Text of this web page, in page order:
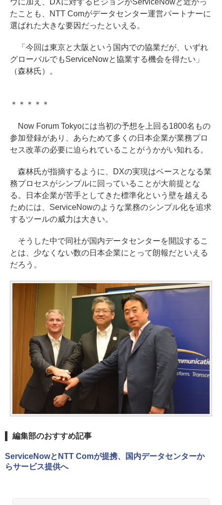
ウに加え、DXに対するビジョンがServiceNowと近かっ
たことも、NTT Comがデータセンター運営パートナーに
選ばれた大きな要因だったといえる。
「今回は東京と大阪という国内での協業だが、いずれ
グローバルでもServiceNowと協業する機会を得たい」
（森林氏）。
＊＊＊＊＊
Now Forum Tokyoには当初の予想を上回る1800名もの
参加登録があり、あらためて多くの日本企業が業務プロ
セス改革の必要に迫られていることがうかがい知れる。
森林氏が指摘するように、DXの実現はベースとなる業
務プロセスがシンプルに回っていることが大前提とな
る。日本企業が苦手としてきた標準化という壁を越える
ためには、ServiceNowのような業務のシンプル化を追求
するツールの威力は大きい。
そうした中で同社が国内データセンターを開設するこ
とは、少なくない数の日本企業にとって朗報だといえる
だろう。
編集部のおすすめ記事
ServiceNowとNTT Comが提携、国内データセンターか
らサービス提供へ